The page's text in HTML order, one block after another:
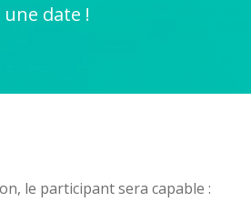
une date !
le participant sera capable :